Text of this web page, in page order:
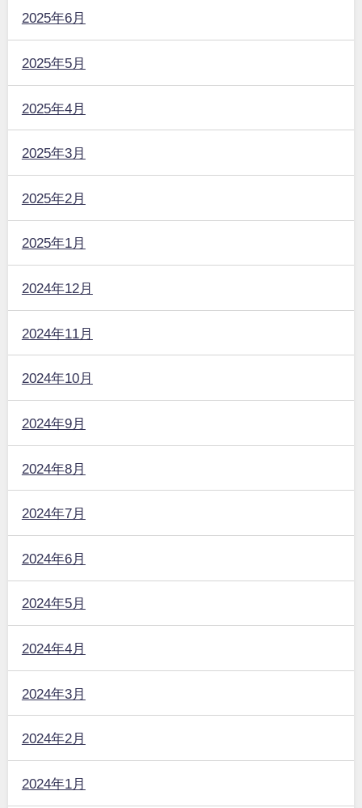
2025年6月
2025年5月
2025年4月
2025年3月
2025年2月
2025年1月
2024年12月
2024年11月
2024年10月
2024年9月
2024年8月
2024年7月
2024年6月
2024年5月
2024年4月
2024年3月
2024年2月
2024年1月